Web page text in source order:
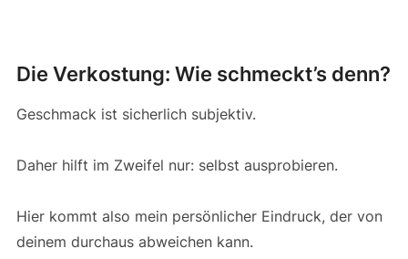
Die Verkostung: Wie schmeckt’s denn?
Geschmack ist sicherlich subjektiv.
Daher hilft im Zweifel nur: selbst ausprobieren.
Hier kommt also mein persönlicher Eindruck, der von
deinem durchaus abweichen kann.